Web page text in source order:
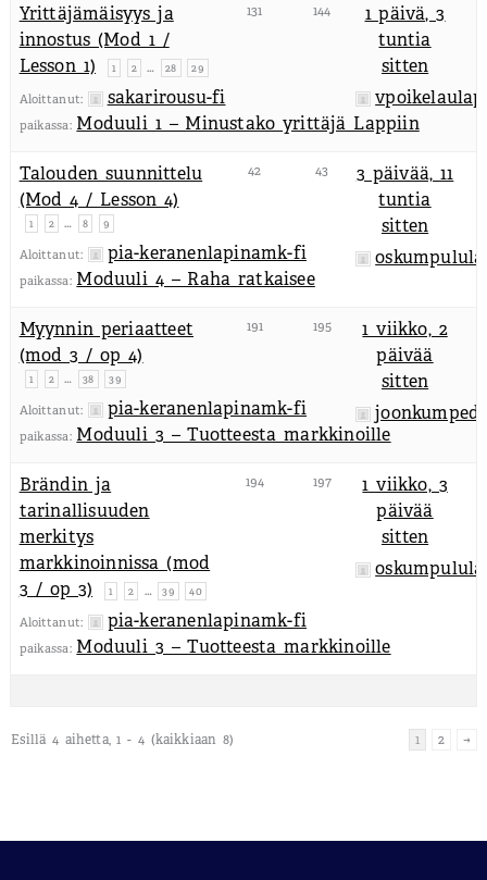
Yrittäjämäisyys ja
innostus (Mod 1 /
Lesson 1)
1 2 … 28 29
Aloittanut: sakarirousu-fi
paikassa: Moduuli 1 – Minustako yrittäjä Lappiin
131 144
1 päivä, 3
tuntia
sitten
Talouden suunnittelu
(Mod 4 / Lesson 4)
1 2 … 8 9
Aloittanut: pia-keranenlapinamk-fi
paikassa: Moduuli 4 – Raha ratkaisee
42 43
3 päivää, 11
tuntia
sitten
Myynnin periaatteet
(mod 3 / op 4)
1 2 … 38 39
Aloittanut: pia-keranenlapinamk-fi
paikassa: Moduuli 3 – Tuotteesta markkinoille
191 195
1 viikko, 2
päivää
sitten
Brändin ja
tarinallisuuden
merkitys
markkinoinnissa (mod
3 / op 3)
1 2 … 39 40
Aloittanut: pia-keranenlapinamk-fi
paikassa: Moduuli 3 – Tuotteesta markkinoille
194 197
1 viikko, 3
päivää
sitten
Esillä 4 aihetta, 1 - 4 (kaikkiaan 8) 1 2 →